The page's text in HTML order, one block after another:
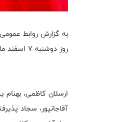
روز دوشنبه ۷ اسفند ماه از ساعت 16 در شهر دهلی‌نو به مصاف تیم هند خواهد رفت.
ارسلان کاظمی،